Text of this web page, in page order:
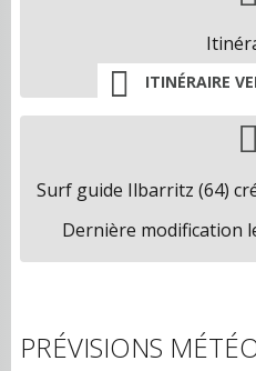
ITINÉRAIRE
Surf guide Ilbarritz (64)
Dernière modification
PRÉVISIONS